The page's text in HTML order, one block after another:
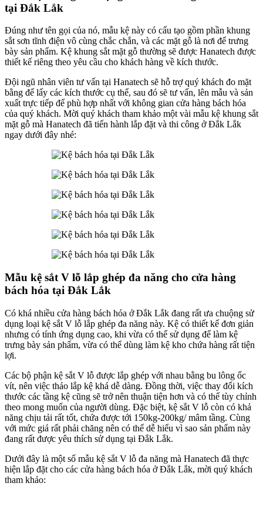
tại Đắk Lắk
Đúng như tên gọi của nó, mẫu kệ này có cấu tạo gồm phần khung
sắt sơn tĩnh điện vô cùng chắc chắn, và các mặt gỗ là nơi để trưng
bày sản phẩm. Kệ khung sắt mặt gỗ thường sẽ được Hanatech được
thiết kế riêng theo yêu cầu cho khách hàng về kích thước.
Đội ngũ nhân viên tư vấn tại Hanatech sẽ hỗ trợ quý khách đo mặt
bằng để lấy các kích thước cụ thể, sau đó sẽ tư vấn, lên mẫu và sản
xuất trực tiếp để phù hợp nhất với không gian cửa hàng bách hóa
của quý khách. Mời quý khách tham khảo một vài mẫu kệ khung sắt
mặt gỗ mà Hanatech đã tiến hành lắp đặt và thi công ở Đắk Lắk
ngay dưới đây nhé:
Mẫu kệ sắt V lỗ lắp ghép đa năng cho cửa hàng
bách hóa tại Đắk Lắk
Có khá nhiều cửa hàng bách hóa ở Đắk Lắk đang rất ưa chuộng sử
dụng loại kệ sắt V lỗ lắp ghép đa năng này. Kệ có thiết kế đơn giản
nhưng có tính ứng dụng cao, khi vừa có thể sử dụng để làm kệ
trưng bày sản phẩm, vừa có thể dùng làm kệ kho chứa hàng rất tiện
lợi.
Các bộ phận kệ sắt V lỗ được lắp ghép với nhau bằng bu lông ốc
vít, nên việc tháo lắp kệ khá dễ dàng. Đồng thời, việc thay đổi kích
thước các tầng kệ cũng sẽ trở nên thuận tiện hơn và có thể tùy chỉnh
theo mong muốn của người dùng. Đặc biệt, kệ sắt V lỗ còn có khả
năng chịu tải rất tốt, chứa được tới 150kg-200kg/ mâm tầng. Cùng
với mức giá rất phải chăng nên có thể dễ hiểu vì sao sản phẩm này
đang rất được yêu thích sử dụng tại Đắk Lắk.
Dưới đây là một số mẫu kệ sắt V lỗ đa năng mà Hanatech đã thực
hiện lắp đặt cho các cửa hàng bách hóa ở Đắk Lắk, mời quý khách
tham khảo: